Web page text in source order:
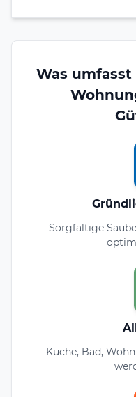
Was
Sorgfältige
Küche, Bad,